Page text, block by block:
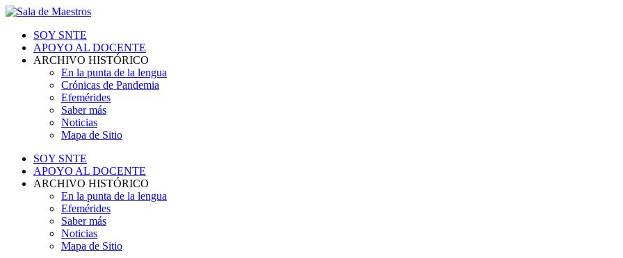
SOY SNTE
APOYO AL DOCENTE
ARCHIVO HISTÓRICO
En la punta de la lengua
Crónicas de Pandemia
Efemérides
Saber más
Noticias
Mapa de Sitio
SOY SNTE
APOYO AL DOCENTE
ARCHIVO HISTÓRICO
En la punta de la lengua
Efemérides
Saber más
Noticias
Mapa de Sitio